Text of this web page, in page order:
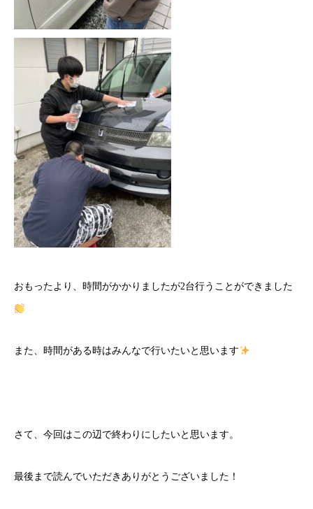
おもったより、時間がかかりましたが2台行うことができました
また、時間がある時はみんなで行いたいと思います
さて、今回はこの辺で終わりにしたいと思います。
最後まで読んでいただきありがとうございました！